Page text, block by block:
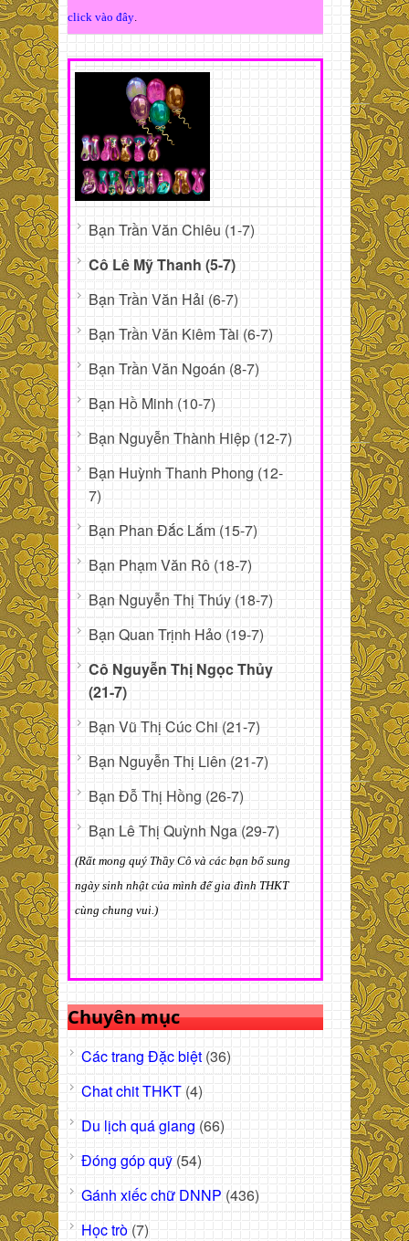
click vào đây
Bạn Trần Văn Chiêu (1-7)
Cô Lê Mỹ Thanh (5-7)
Bạn Trần Văn Hải (6-7)
Bạn Trần Văn Kiêm Tài (6-7)
Bạn Trần Văn Ngoán (8-7)
Bạn Hồ Minh (10-7)
Bạn Nguyễn Thành Hiệp (12-7)
Bạn Huỳnh Thanh Phong (12-
7)
Bạn Phan Đắc Lắm (15-7)
Bạn Phạm Văn Rô (18-7)
Bạn Nguyễn Thị Thúy (18-7)
Bạn Quan Trịnh Hảo (19-7)
Cô Nguyễn Thị Ngọc Thủy
(21-7)
Bạn Vũ Thị Cúc Chi (21-7)
Bạn Nguyễn Thị Liên (21-7)
Bạn Đỗ Thị Hồng (26-7)
Bạn Lê Thị Quỳnh Nga (29-7)
(Rất mong quý Thầy Cô và các bạn bổ sung
ngày sinh nhật của mình để gia đình THKT
cùng chung vui.)
Chuyên mục
Các trang Đặc biệt (36)
Chat chit THKT (4)
Du lịch quá giang (66)
Đóng góp quỹ (54)
Gánh xiếc chữ DNNP (436)
Học trò (7)